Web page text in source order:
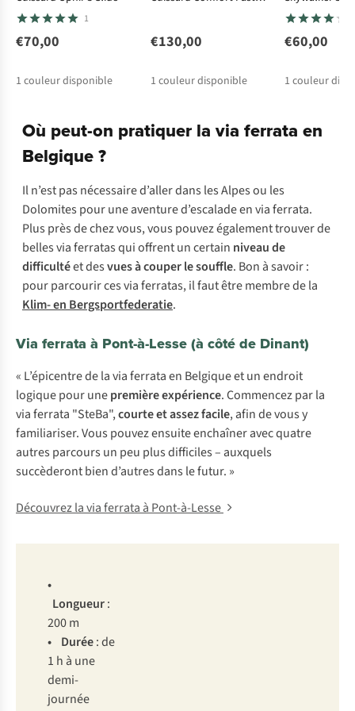
1
€70,00
1 couleur disponible
€130,00
1 couleur disponible
€60,00
1 couleur
Où peut-on pratiquer la via ferrata en
Belgique ?
Il n’est pas nécessaire d’aller dans les Alpes ou les
Dolomites pour une aventure d’escalade en via ferrata.
Plus près de chez vous, vous pouvez également trouver de
belles via ferratas qui offrent un certain niveau de
difficultéet desvues à couper le souffle. Bon à savoir :
pour parcourir ces via ferratas, il faut être membre de la
Klim- en Bergsportfederatie.
Via ferrata à Pont-à-Lesse (à côté de Dinant)
« L’épicentre de la via ferrata en Belgique et un endroit
logique pour unepremière expérience. Commencez par la
via ferrata "SteBa",courte et assez facile, afin de vous y
familiariser. Vous pouvez ensuite enchaîner avec quatre
autres parcours un peu plus difficiles – auxquels
succèderont bien d’autres dans le futur. »
Découvrez la via ferrata à Pont-à-Lesse
•
Longueur:
200 m
• Durée: de
1 h à une
demi-
journée